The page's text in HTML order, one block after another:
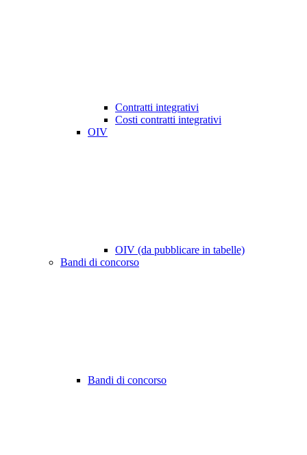
Contratti integrativi
Costi contratti integrativi
OIV
OIV (da pubblicare in tabelle)
Bandi di concorso
Bandi di concorso